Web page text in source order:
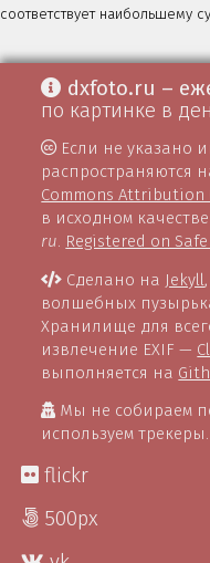
соответствует наибольшему
dxfoto.ru –
по картинке в
Если не указано
распространяются
Commons Attribution
в исходном
ru. Registered on
Сделано на Jekyll,
волшебных
Хранилище для
извлечение EXIF —
выполняется на
Мы не собираем
используем трекеры.
flickr
500px